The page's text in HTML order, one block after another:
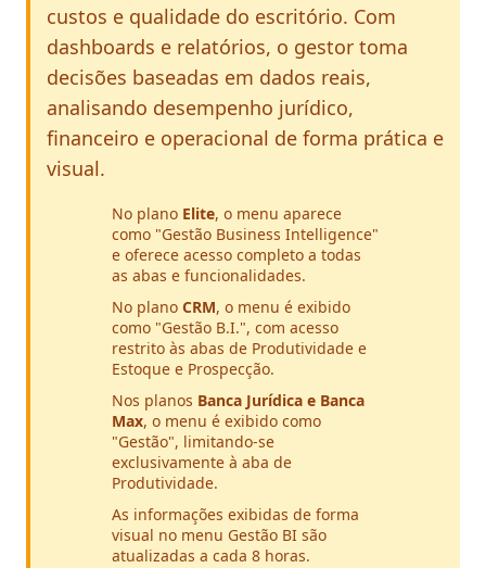
custos e qualidade do escritório. Com
dashboards e relatórios, o gestor toma
decisões baseadas em dados reais,
analisando desempenho jurídico,
financeiro e operacional de forma prática e
visual.
No plano Elite, o menu aparece
como "Gestão Business Intelligence"
e oferece acesso completo a todas
as abas e funcionalidades.
No plano CRM, o menu é exibido
como "Gestão B.I.", com acesso
restrito às abas de Produtividade e
Estoque e Prospecção.
Nos planos Banca Jurídica e Banca
Max, o menu é exibido como
"Gestão", limitando-se
exclusivamente à aba de
Produtividade.
As informações exibidas de forma
visual no menu Gestão BI são
atualizadas a cada 8 horas.